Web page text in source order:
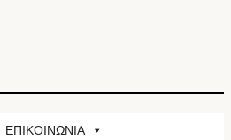
ΕΠΙΚΟΙΝΩΝΙΑ